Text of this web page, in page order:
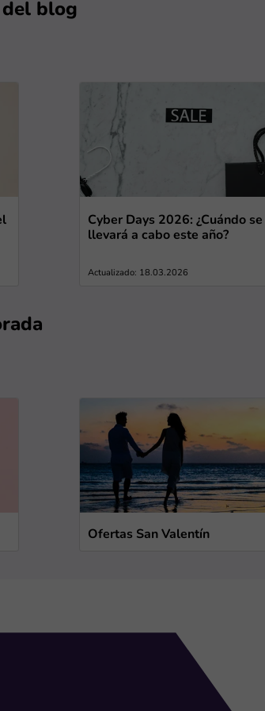
blog
Cyber Days 2026: ¿Cuándo se
llevará a cabo este año?
Actualizado: 18.03.2026
Ofertas San Valentín